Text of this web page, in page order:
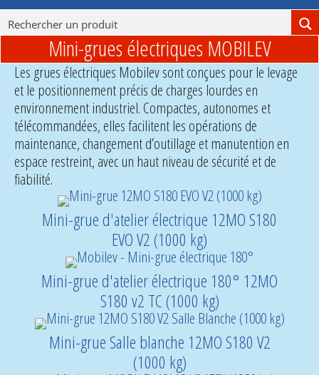
Mini-grues électriques MOBILEV
Les grues électriques Mobilev sont conçues pour le levage
et le positionnement précis de charges lourdes en
environnement industriel. Compactes, autonomes et
télécommandées, elles facilitent les opérations de
maintenance, changement d’outillage et manutention en
espace restreint, avec un haut niveau de sécurité et de
fiabilité.
Mini-grue d'atelier électrique 12MO S180
EVO V2 (1000 kg)
Mini-grue d'atelier électrique 180° 12MO
S180 v2 TC (1000 kg)
Mini-grue Salle blanche 12MO S180 V2
(1000 kg)